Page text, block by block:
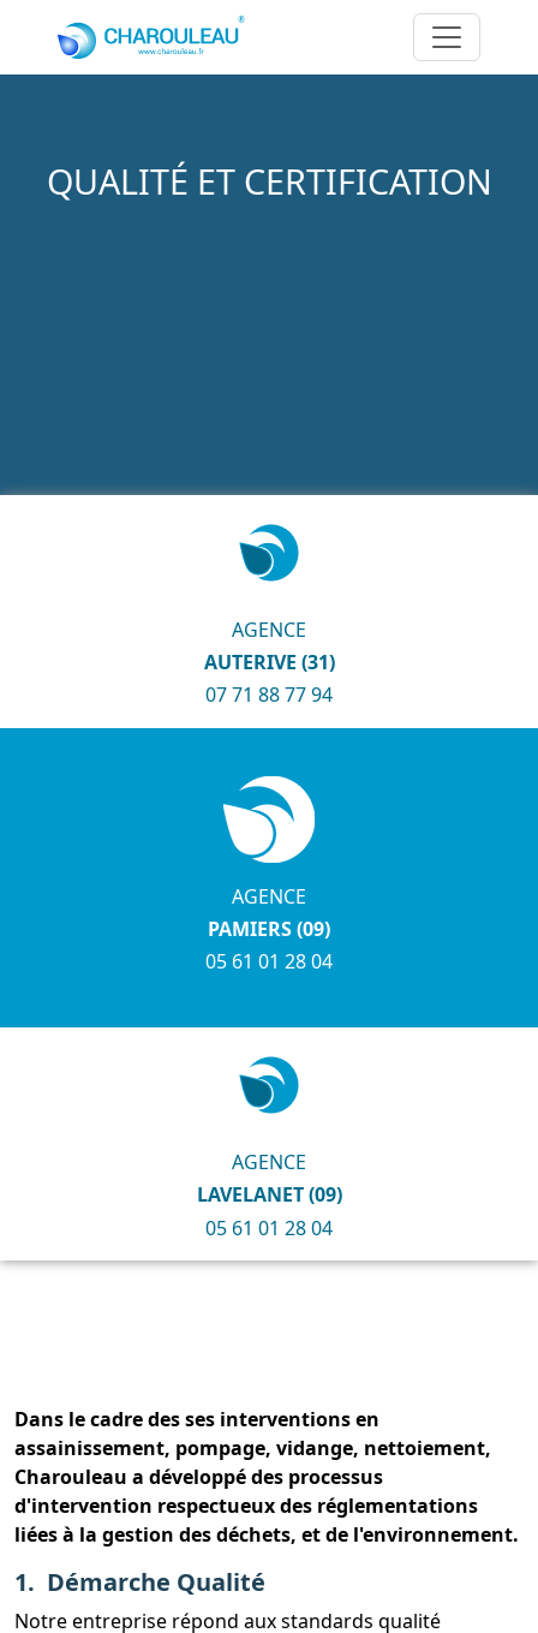
Aller au contenu principal
QUALITÉ ET CERTIFICATION
AGENCE
AUTERIVE (31)
07 71 88 77 94
AGENCE
PAMIERS (09)
05 61 01 28 04
AGENCE
LAVELANET (09)
05 61 01 28 04
Dans le cadre des ses interventions en
assainissement, pompage, vidange, nettoiement,
Charouleau a développé des processus
d'intervention respectueux des réglementations
liées à la gestion des déchets, et de l'environnement.
1. Démarche Qualité
Notre entreprise répond aux standards qualité